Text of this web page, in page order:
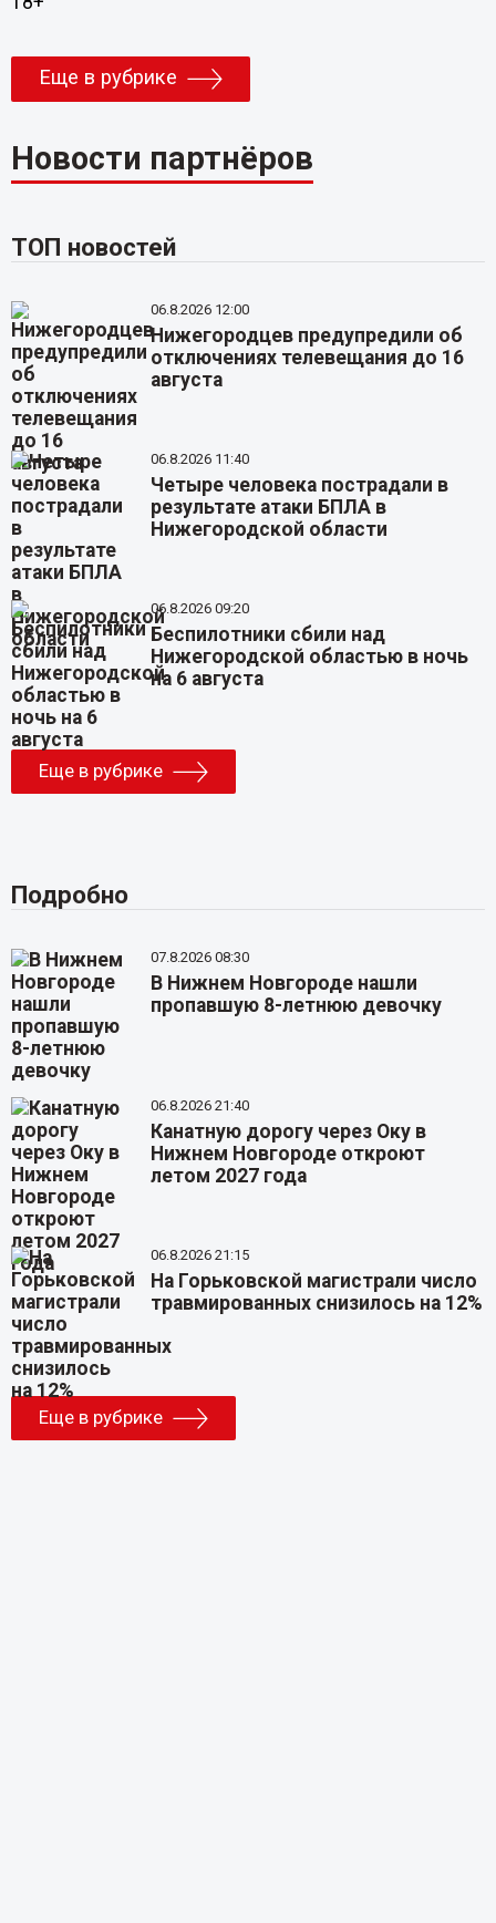
Еще в рубрике
Новости партнёров
ТОП новостей
06.8.2026 12:00
Нижегородцев предупредили об
отключениях телевещания до 16
августа
06.8.2026 11:40
Четыре человека пострадали в
результате атаки БПЛА в
Нижегородской области
06.8.2026 09:20
Беспилотники сбили над
Нижегородской областью в ночь
на 6 августа
Еще в рубрике
Подробно
07.8.2026 08:30
В Нижнем Новгороде нашли
пропавшую 8-летнюю девочку
06.8.2026 21:40
Канатную дорогу через Оку в
Нижнем Новгороде откроют
летом 2027 года
06.8.2026 21:15
На Горьковской магистрали число
травмированных снизилось на 12%
Еще в рубрике